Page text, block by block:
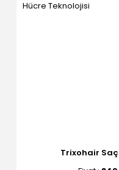
Trixohair Saç